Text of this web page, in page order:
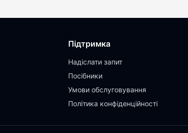
Підтримка
Надіслати запит
Посібники
Умови обслуговування
Політика конфіденційності